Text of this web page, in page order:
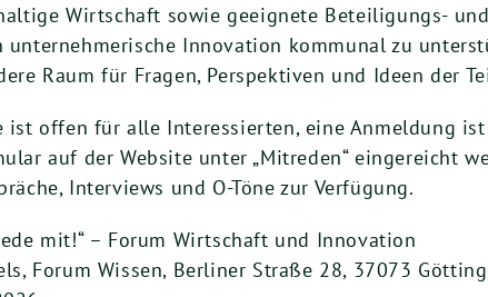
Wirtschaft sowie geeignete Beteiligungs-
unternehmerische Innovation kommunal zu
Raum für Fragen, Perspektiven und Ideen der
ist offen für alle Interessierten, eine Anmeldung
auf der Website unter „Mitreden“ eingereicht
Interviews und O-Töne zur Verfügung.
mit!“ – Forum Wirtschaft und Innovation
Forum Wissen, Berliner Straße 28, 37073